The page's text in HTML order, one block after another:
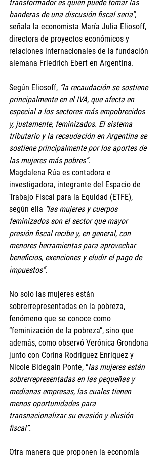
transformador es quién puede tomar las
banderas de una discusión fiscal seria”,
señala la economista María Julia Eliosoff,
directora de proyectos económicos y
relaciones internacionales de la fundación
alemana Friedrich Ebert en Argentina.
Según Eliosoff, “la recaudación se sostiene
principalmente en el IVA, que afecta en
especial a los sectores más empobrecidos
y, justamente, feminizados. El sistema
tributario y la recaudación en Argentina se
sostiene principalmente por los aportes de
las mujeres más pobres”.
Magdalena Rúa es contadora e
investigadora, integrante del Espacio de
Trabajo Fiscal para la Equidad (ETFE),
según ella “las mujeres y cuerpos
feminizados son el sector que mayor
presión fiscal recibe y, en general, con
menores herramientas para aprovechar
beneficios, exenciones y eludir el pago de
impuestos”.
No solo las mujeres están
sobrerrepresentadas en la pobreza,
fenómeno que se conoce como
“feminización de la pobreza”, sino que
además, como observó Verónica Grondona
junto con Corina Rodriguez Enriquez y
Nicole Bidegain Ponte, “las mujeres están
sobrerrepresentadas en las pequeñas y
medianas empresas, las cuales tienen
menos oportunidades para
transnacionalizar su evasión y elusión
fiscal”.
Otra manera que proponen la economía